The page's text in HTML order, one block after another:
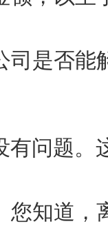
司是否能
有问题。
您知道，